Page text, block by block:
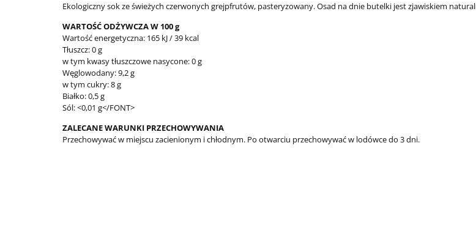
Ekologiczny sok ze świeżych czerwonych grejpfrutów, pasteryzowany. Osad na dnie butelki jest zjawiskiem
WARTOŚĆ ODŻYWCZA W 100 g
Wartość energetyczna: 165 kJ / 39 kcal
Tłuszcz: 0 g
w tym kwasy tłuszczowe nasycone: 0 g
Węglowodany: 9,2 g
w tym cukry: 8 g
Białko: 0,5 g
Sól: <0,01 g</FONT>
ZALECANE WARUNKI PRZECHOWYWANIA
Przechowywać w miejscu zacienionym i chłodnym. Po otwarciu przechowywać w lodówce do 3 dni.